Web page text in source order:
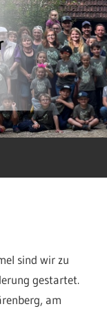
sind wir zu
gestartet.
am